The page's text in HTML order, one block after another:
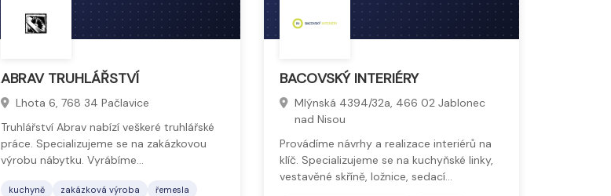
ABRAV TRUHLÁŘSTVÍ
Lhota 6, 768 34 Pačlavice
Truhlářství Abrav nabízí veškeré truhlářské
práce. Specializujeme se na zakázkovou
výrobu nábytku. Vyrábíme…
kuchyně zakázková výroba
řemesla
BACOVSKÝ INTERIÉRY
Mlýnská 4394/32a, 466 02 Jablonec
nad Nisou
Provádíme návrhy a realizace interiérů na
klíč. Specializujeme se na kuchyňské linky,
vestavěné skříně, ložnice, sedací…